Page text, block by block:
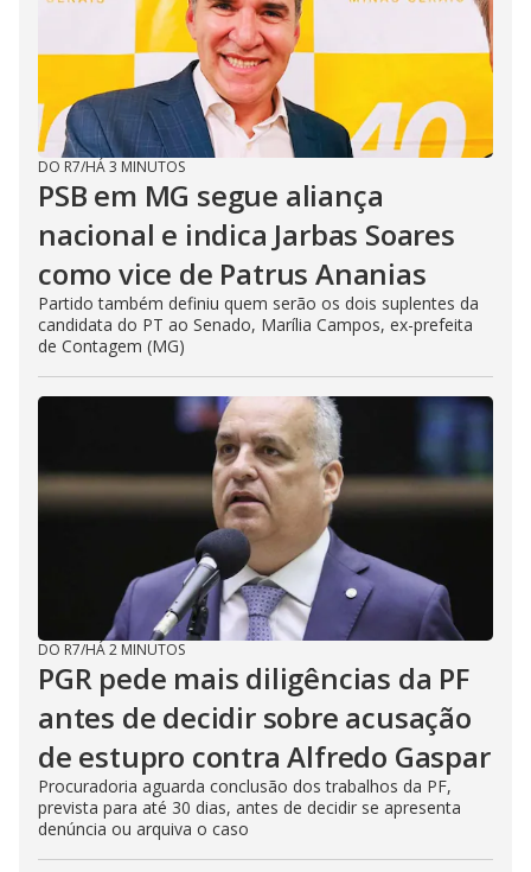
DO R7/HÁ 3 MINUTOS
PSB em MG segue aliança
nacional e indica Jarbas Soares
como vice de Patrus Ananias
Partido também definiu quem serão os dois suplentes da
candidata do PT ao Senado, Marília Campos, ex-prefeita
de Contagem (MG)
DO R7/HÁ 2 MINUTOS
PGR pede mais diligências da PF
antes de decidir sobre acusação
de estupro contra Alfredo Gaspar
Procuradoria aguarda conclusão dos trabalhos da PF,
prevista para até 30 dias, antes de decidir se apresenta
denúncia ou arquiva o caso